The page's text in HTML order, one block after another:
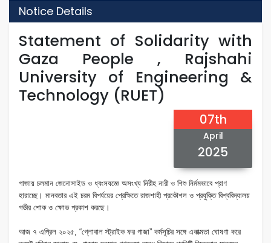
Notice Details
Statement of Solidarity with
Gaza People , Rajshahi
University of Engineering &
Technology (RUET)
07th
April
2025
গাজায় চলমান জেনোসাইড ও ধ্বংসযজ্ঞে অসংখ্য নিরীহ নারী ও শিশু নির্মমভাবে প্রাণ
হারাচ্ছে। মানবতার এই চরম বিপর্যয়ের প্রেক্ষিতে রাজশাহী প্রকৌশল ও প্রযুক্তি বিশ্ববিদ্যালয়
গভীর শোক ও ক্ষোভ প্রকাশ করছে।
আজ ৭ এপ্রিল ২০২৫, “গ্লোবাল স্ট্রাইক ফর গাজা” কর্মসূচির সঙ্গে একাত্মতা ঘোষণা করে